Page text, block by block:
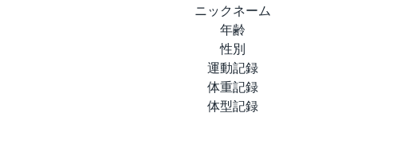
ニックネーム
年齢
性別
運動記録
体重記録
体型記録